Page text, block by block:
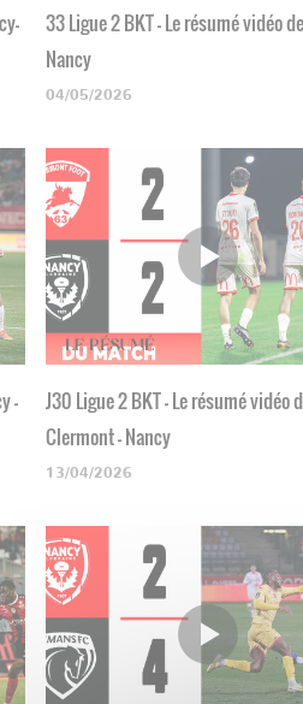
33 Ligue 2 BKT - Le résumé vidéo
Nancy
04/05/2026
-
J30 Ligue 2 BKT - Le résumé vidéo
Clermont - Nancy
13/04/2026